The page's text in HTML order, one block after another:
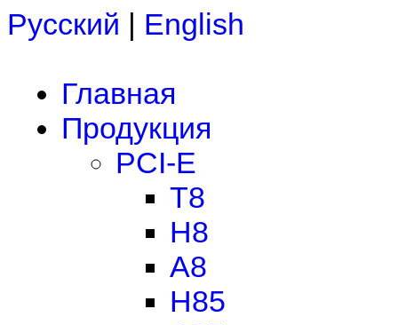
Русский | English
Главная
Продукция
PCI-E
T8
H8
A8
H85